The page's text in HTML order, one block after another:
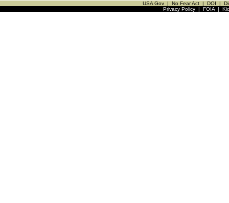
USA Gov | No Fear Act | DOI |
Privacy Policy| FOIA|